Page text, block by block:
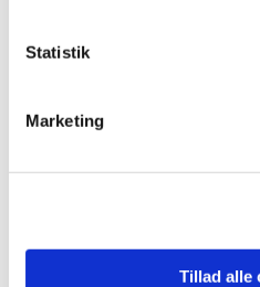
Statistik
Marketing
Tillad alle
Du vil